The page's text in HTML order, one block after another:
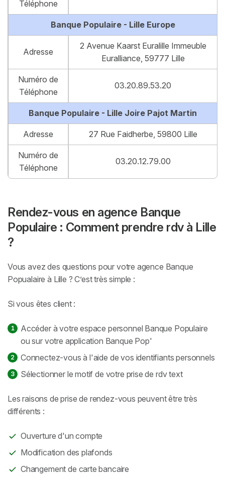
Téléphone
Banque Populaire - Lille Europe
Adresse
2 Avenue Kaarst Euralille Immeuble
Euralliance, 59777 Lille
Numéro de
Téléphone
03.20.89.53.20
Banque Populaire - Lille Joire Pajot Martin
Adresse 27 Rue Faidherbe, 59800 Lille
Numéro de
Téléphone
03.20.12.79.00
Rendez-vous en agence Banque
Populaire : Comment prendre rdv à Lille
?
Vous avez des questions pour votre agence Banque
Popualaire à Lille ? C’est très simple :
Si vous êtes client :
Accéder à votre espace personnel Banque Populaire
ou sur votre application Banque Pop'
Connectez-vous à l'aide de vos identifiants personnels
Sélectionner le motif de votre prise de rdv text
Les raisons de prise de rendez-vous peuvent être très
différents :
Ouverture d'un compte
Modification des plafonds
Changement de carte bancaire